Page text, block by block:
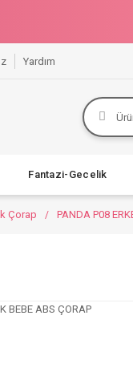
Yardım
Fantazi-Gecelik
Çorap PANDA P08